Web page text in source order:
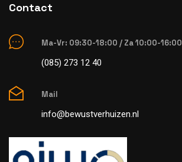
Contact
Ma-Vr: 09:30-18:00 / Za 10:00-16:00
(085) 273 12 40
Mail
info@bewustverhuizen.nl